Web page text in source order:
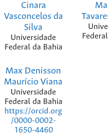
Cinara
Vasconcelos da
Silva
Universidade
Federal da Bahia
Max Denisson
Maurício Viana
Universidade
Federal da Bahia
https://orcid.org
/0000-0002-
1650-4460